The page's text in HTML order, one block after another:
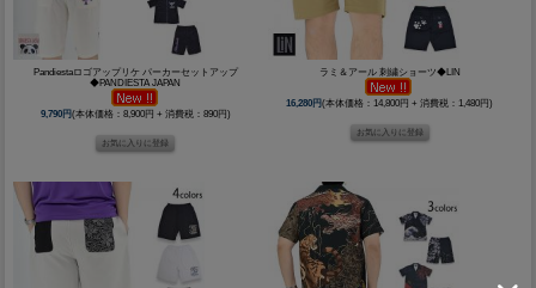
Pandiestaロゴアップリケ パーカーセットアップ
◆PANDIESTA JAPAN
9,790円(本体価格：8,900円 + 消費税：890円)
ラミ＆アール 刺繍ショーツ◆LIN
16,280円(本体価格：14,800円 + 消費税：1,480円)